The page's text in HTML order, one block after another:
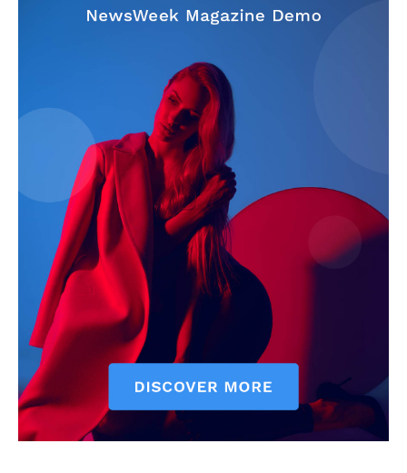
SUBSCRIBE NOW
Company
About
Contact us
Subscription Plans
My account